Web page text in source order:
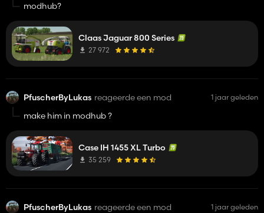
modhub?
Claas Jaguar 800 Series
27 972
PfuscherByLukas reageerde een mod 1 jaar geleden
make him in modhub ?
Case IH 1455 XL Turbo
35 259
PfuscherByLukas reageerde een mod 1 jaar geleden